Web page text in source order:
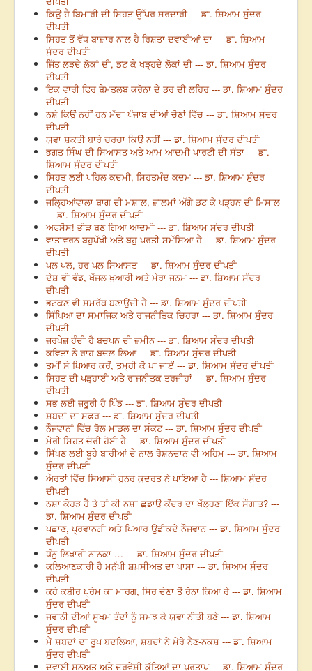
ਕਿਉਂ ਹੈ ਬਿਮਾਰੀ ਦੀ ਸਿਹਤ ਉੱਪਰ ਸਰਦਾਰੀ --- ਡਾ. ਸ਼ਿਆਮ ਸੁੰਦਰ
ਦੀਪਤੀ
ਸਿਹਤ ਤੋਂ ਵੱਧ ਬਾਜ਼ਾਰ ਨਾਲ ਹੈ ਰਿਸ਼ਤਾ ਦਵਾਈਆਂ ਦਾ --- ਡਾ. ਸ਼ਿਆਮ
ਸੁੰਦਰ ਦੀਪਤੀ
ਜਿੱਤ ਲੜਦੇ ਲੋਕਾਂ ਦੀ, ਡਟ ਕੇ ਖੜ੍ਹਦੇ ਲੋਕਾਂ ਦੀ --- ਡਾ. ਸ਼ਿਆਮ ਸੁੰਦਰ
ਦੀਪਤੀ
ਇਕ ਵਾਰੀ ਫਿਰ ਬੇਮਤਲਬ ਕਰੋਨਾ ਦੇ ਡਰ ਦੀ ਲਹਿਰ --- ਡਾ. ਸ਼ਿਆਮ ਸੁੰਦਰ
ਦੀਪਤੀ
ਨਸ਼ੇ ਕਿਉਂ ਨਹੀਂ ਹਨ ਮੁੱਦਾ ਪੰਜਾਬ ਦੀਆਂ ਚੋਣਾਂ ਵਿੱਚ --- ਡਾ. ਸ਼ਿਆਮ ਸੁੰਦਰ
ਦੀਪਤੀ
ਯੁਵਾ ਸ਼ਕਤੀ ਬਾਰੇ ਚਰਚਾ ਕਿਉਂ ਨਹੀਂ --- ਡਾ. ਸ਼ਿਆਮ ਸੁੰਦਰ ਦੀਪਤੀ
ਭਗਤ ਸਿੰਘ ਦੀ ਸਿਆਸਤ ਅਤੇ ਆਮ ਆਦਮੀ ਪਾਰਟੀ ਦੀ ਸੱਤਾ --- ਡਾ.
ਸ਼ਿਆਮ ਸੁੰਦਰ ਦੀਪਤੀ
ਸਿਹਤ ਲਈ ਪਹਿਲ ਕਦਮੀ, ਸਿਹਤਮੰਦ ਕਦਮ --- ਡਾ. ਸ਼ਿਆਮ ਸੁੰਦਰ
ਦੀਪਤੀ
ਜਲ੍ਹਿਆਂਵਾਲਾ ਬਾਗ ਦੀ ਮਸ਼ਾਲ, ਜ਼ਾਲਮਾਂ ਅੱਗੇ ਡਟ ਕੇ ਖੜ੍ਹਨ ਦੀ ਮਿਸਾਲ
--- ਡਾ. ਸ਼ਿਆਮ ਸੁੰਦਰ ਦੀਪਤੀ
ਅਫਸੋਸ! ਭੀੜ ਬਣ ਗਿਆ ਆਦਮੀ --- ਡਾ. ਸ਼ਿਆਮ ਸੁੰਦਰ ਦੀਪਤੀ
ਵਾਤਾਵਰਨ ਬਹੁਪੱਖੀ ਅਤੇ ਬਹੁ ਪਰਤੀ ਸਮੱਸਿਆ ਹੈ --- ਡਾ. ਸ਼ਿਆਮ ਸੁੰਦਰ
ਦੀਪਤੀ
ਪਲ-ਪਲ, ਹਰ ਪਲ ਸਿਆਸਤ --- ਡਾ. ਸ਼ਿਆਮ ਸੁੰਦਰ ਦੀਪਤੀ
ਦੇਸ਼ ਵੀ ਵੰਡ, ਖੱਜਲ ਖੁਆਰੀ ਅਤੇ ਮੇਰਾ ਜਨਮ --- ਡਾ. ਸ਼ਿਆਮ ਸੁੰਦਰ
ਦੀਪਤੀ
ਭਟਕਣ ਵੀ ਸਮਰੱਥ ਬਣਾਉਂਦੀ ਹੈ --- ਡਾ. ਸ਼ਿਆਮ ਸੁੰਦਰ ਦੀਪਤੀ
ਸਿੱਖਿਆ ਦਾ ਸਮਾਜਿਕ ਅਤੇ ਰਾਜਨੀਤਿਕ ਚਿਹਰਾ --- ਡਾ. ਸ਼ਿਆਮ ਸੁੰਦਰ
ਦੀਪਤੀ
ਜ਼ਰਖੇਜ਼ ਹੁੰਦੀ ਹੈ ਬਚਪਨ ਦੀ ਜ਼ਮੀਨ --- ਡਾ. ਸ਼ਿਆਮ ਸੁੰਦਰ ਦੀਪਤੀ
ਕਵਿਤਾ ਨੇ ਰਾਹ ਬਦਲ ਲਿਆ --- ਡਾ. ਸ਼ਿਆਮ ਸੁੰਦਰ ਦੀਪਤੀ
ਤੁਮੀਂ ਸੇ ਪਿਆਰ ਕਰੇਂ, ਤੁਮ੍ਹੀ ਕੋ ਖਾ ਜਾਏਂ --- ਡਾ. ਸ਼ਿਆਮ ਸੁੰਦਰ ਦੀਪਤੀ
ਸਿਹਤ ਦੀ ਪੜ੍ਹਾਈ ਅਤੇ ਰਾਜਨੀਤਕ ਤਰਜੀਹਾਂ --- ਡਾ. ਸ਼ਿਆਮ ਸੁੰਦਰ
ਦੀਪਤੀ
ਸਭ ਲਈ ਜ਼ਰੂਰੀ ਹੈ ਪਿੰਡ --- ਡਾ. ਸ਼ਿਆਮ ਸੁੰਦਰ ਦੀਪਤੀ
ਸ਼ਬਦਾਂ ਦਾ ਸਫ਼ਰ --- ਡਾ. ਸ਼ਿਆਮ ਸੁੰਦਰ ਦੀਪਤੀ
ਨੌਜਵਾਨਾਂ ਵਿੱਚ ਰੋਲ ਮਾਡਲ ਦਾ ਸੰਕਟ --- ਡਾ. ਸ਼ਿਆਮ ਸੁੰਦਰ ਦੀਪਤੀ
ਮੇਰੀ ਸਿਹਤ ਚੋਰੀ ਹੋਈ ਹੈ --- ਡਾ. ਸ਼ਿਆਮ ਸੁੰਦਰ ਦੀਪਤੀ
ਸਿੱਖਣ ਲਈ ਬੂਹੇ ਬਾਰੀਆਂ ਦੇ ਨਾਲ ਰੋਸ਼ਨਦਾਨ ਵੀ ਅਹਿਮ --- ਡਾ. ਸ਼ਿਆਮ
ਸੁੰਦਰ ਦੀਪਤੀ
ਔਰਤਾਂ ਵਿੱਚ ਸਿਆਸੀ ਹੁਨਰ ਕੁਦਰਤ ਨੇ ਪਾਇਆ ਹੈ --- ਸ਼ਿਆਮ ਸੁੰਦਰ
ਦੀਪਤੀ
ਨਸ਼ਾ ਕੋਹੜ ਹੈ ਤੇ ਤਾਂ ਕੀ ਨਸ਼ਾ ਛੁਡਾਉ ਕੇਂਦਰ ਦਾ ਖੁੱਲ੍ਹਣਾ ਇੱਕ ਸੌਗਾਤ? ---
ਡਾ. ਸ਼ਿਆਮ ਸੁੰਦਰ ਦੀਪਤੀ
ਪਛਾਣ, ਪ੍ਰਵਾਨਗੀ ਅਤੇ ਪਿਆਰ ਉਡੀਕਦੇ ਨੌਜਵਾਨ --- ਡਾ. ਸ਼ਿਆਮ ਸੁੰਦਰ
ਦੀਪਤੀ
ਧੰਨੁ ਲਿਖਾਰੀ ਨਾਨਕਾ … --- ਡਾ. ਸ਼ਿਆਮ ਸੁੰਦਰ ਦੀਪਤੀ
ਕਲਿਆਣਕਾਰੀ ਹੈ ਮਨੁੱਖੀ ਸ਼ਖ਼ਸੀਅਤ ਦਾ ਖਾਸਾ --- ਡਾ. ਸ਼ਿਆਮ ਸੁੰਦਰ
ਦੀਪਤੀ
ਕਹੇ ਕਬੀਰ ਪ੍ਰੇਮ ਕਾ ਮਾਰਗ, ਸਿਰ ਦੇਣਾ ਤੋਂ ਰੋਨਾ ਕਿਆ ਰੇ --- ਡਾ. ਸ਼ਿਆਮ
ਸੁੰਦਰ ਦੀਪਤੀ
ਜਵਾਨੀ ਦੀਆਂ ਸੂਖਮ ਤੰਦਾਂ ਨੂੰ ਸਮਝ ਕੇ ਯੁਵਾ ਨੀਤੀ ਬਣੇ --- ਡਾ. ਸ਼ਿਆਮ
ਸੁੰਦਰ ਦੀਪਤੀ
ਮੈਂ ਸ਼ਬਦਾਂ ਦਾ ਰੂਪ ਬਦਲਿਆ, ਸ਼ਬਦਾਂ ਨੇ ਮੇਰੇ ਨੈਣ-ਨਕਸ਼ --- ਡਾ. ਸ਼ਿਆਮ
ਸੁੰਦਰ ਦੀਪਤੀ
ਦਵਾਈ ਸਨਅਤ ਅਤੇ ਦਰਵੇਸ਼ੀ ਕੁੱਤਿਆਂ ਦਾ ਪ੍ਰਤਾਪ --- ਡਾ. ਸ਼ਿਆਮ ਸੁੰਦਰ